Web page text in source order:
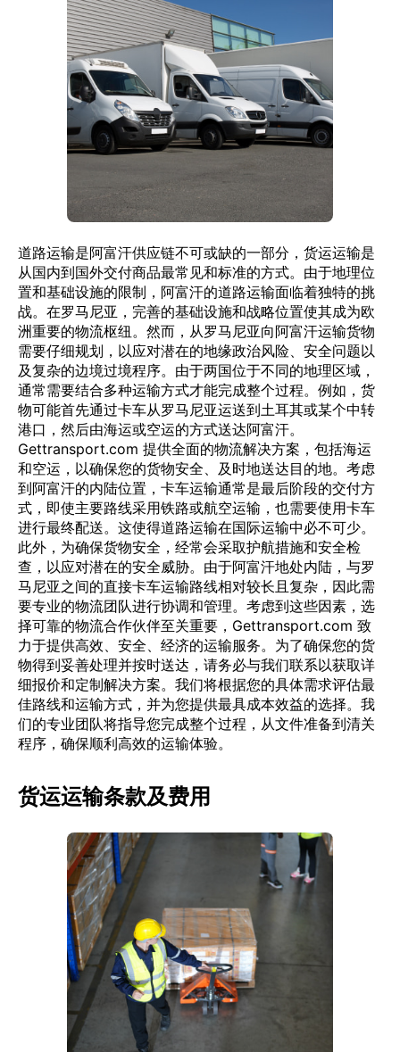
道路运输是阿富汗供应链不可或缺的一部分，货运运输是
从国内到国外交付商品最常见和标准的方式。由于地理位
置和基础设施的限制，阿富汗的道路运输面临着独特的挑
战。在罗马尼亚，完善的基础设施和战略位置使其成为欧
洲重要的物流枢纽。然而，从罗马尼亚向阿富汗运输货物
需要仔细规划，以应对潜在的地缘政治风险、安全问题以
及复杂的边境过境程序。由于两国位于不同的地理区域，
通常需要结合多种运输方式才能完成整个过程。例如，货
物可能首先通过卡车从罗马尼亚运送到土耳其或某个中转
港口，然后由海运或空运的方式送达阿富汗。
Gettransport.com 提供全面的物流解决方案，包括海运
和空运，以确保您的货物安全、及时地送达目的地。考虑
到阿富汗的内陆位置，卡车运输通常是最后阶段的交付方
式，即使主要路线采用铁路或航空运输，也需要使用卡车
进行最终配送。这使得道路运输在国际运输中必不可少。
此外，为确保货物安全，经常会采取护航措施和安全检
查，以应对潜在的安全威胁。由于阿富汗地处内陆，与罗
马尼亚之间的直接卡车运输路线相对较长且复杂，因此需
要专业的物流团队进行协调和管理。考虑到这些因素，选
择可靠的物流合作伙伴至关重要，Gettransport.com 致
力于提供高效、安全、经济的运输服务。为了确保您的货
物得到妥善处理并按时送达，请务必与我们联系以获取详
细报价和定制解决方案。我们将根据您的具体需求评估最
佳路线和运输方式，并为您提供最具成本效益的选择。我
们的专业团队将指导您完成整个过程，从文件准备到清关
程序，确保顺利高效的运输体验。
货运运输条款及费用